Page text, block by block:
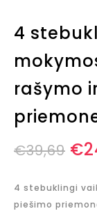
4
rašymo
€39,69 €
4 stebuklingi
piešimo